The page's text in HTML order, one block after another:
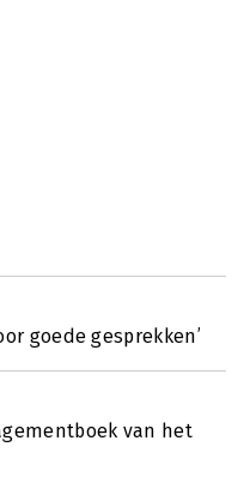
goede gesprekken’
van het